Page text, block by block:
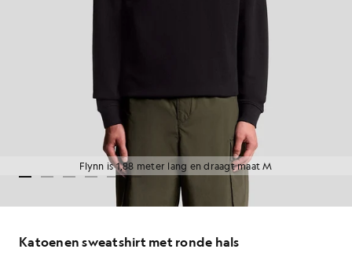
Flynn is 1,88 meter lang en draagt maat M
Katoenen sweatshirt met ronde hals